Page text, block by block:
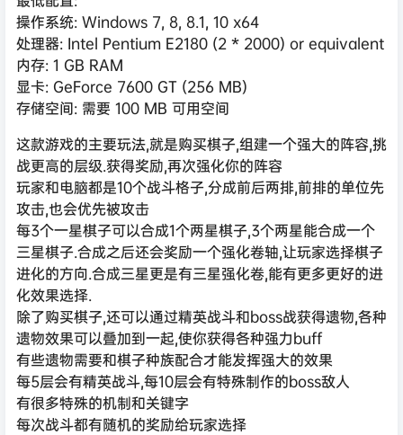
操作系统: Windows 7, 8, 8.1, 10 x64
处理器: Intel Pentium E2180 (2 * 2000) or equivalent
内存: 1 GB RAM
显卡: GeForce 7600 GT (256 MB)
存储空间: 需要 100 MB 可用空间
这款游戏的主要玩法,就是购买棋子,组建一个强大的阵容,挑
战更高的层级.获得奖励,再次强化你的阵容
玩家和电脑都是10个战斗格子,分成前后两排,前排的单位先
攻击,也会优先被攻击
每3个一星棋子可以合成1个两星棋子,3个两星能合成一个
三星棋子.合成之后还会奖励一个强化卷轴,让玩家选择棋子
进化的方向.合成三星更是有三星强化卷,能有更多更好的进
化效果选择.
除了购买棋子,还可以通过精英战斗和boss战获得遗物,各种
遗物效果可以叠加到一起,使你获得各种强力buff
有些遗物需要和棋子种族配合才能发挥强大的效果
每5层会有精英战斗,每10层会有特殊制作的boss敌人
有很多特殊的机制和关键字
每次战斗都有随机的奖励给玩家选择